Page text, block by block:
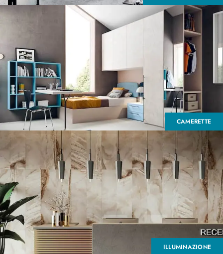
CAMERETTE
ILLUMINAZIONE